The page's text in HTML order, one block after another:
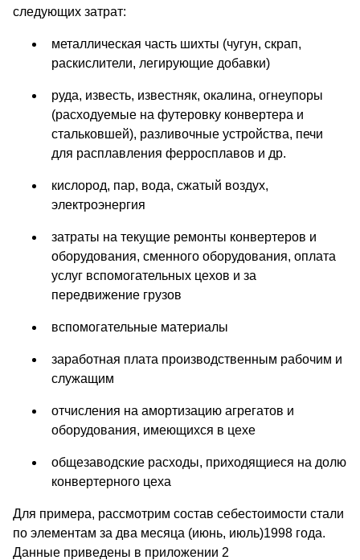
следующих затрат:
металлическая часть шихты (чугун, скрап,
раскислители, легирующие добавки)
руда, известь, известняк, окалина, огнеупоры
(расходуемые на футеровку конвертера и
стальковшей), разливочные устройства, печи
для расплавления ферросплавов и др.
кислород, пар, вода, сжатый воздух,
электроэнергия
затраты на текущие ремонты конвертеров и
оборудования, сменного оборудования, оплата
услуг вспомогательных цехов и за
передвижение грузов
вспомогательные материалы
заработная плата производственным рабочим и
служащим
отчисления на амортизацию агрегатов и
оборудования, имеющихся в цехе
общезаводские расходы, приходящиеся на долю
конвертерного цеха
Для примера, рассмотрим состав себестоимости стали
по элементам за два месяца (июнь, июль)1998 года.
Данные приведены в приложении 2